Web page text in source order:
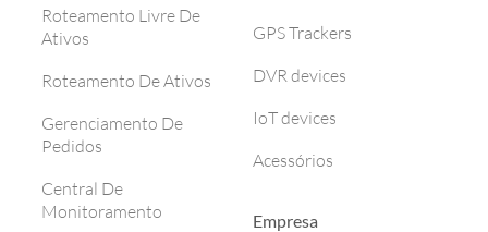
Roteamento Livre De
Ativos
Roteamento De Ativos
Gerenciamento De
Pedidos
Central De
Monitoramento
GPS Trackers
DVR devices
IoT devices
Acessórios
Empresa